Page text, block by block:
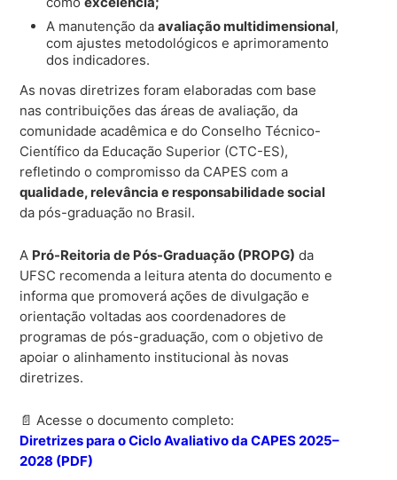
A manutenção daavaliação multidimensional,
com ajustes metodológicos e aprimoramento
dos indicadores.
As novas diretrizes foram elaboradas com base
nas contribuições das áreas de avaliação, da
comunidade acadêmica e do Conselho Técnico-
Científico da Educação Superior (CTC-ES),
refletindo o compromisso da CAPES com a
qualidade, relevância e responsabilidade social
da pós-graduação no Brasil.
A Pró-Reitoria de Pós-Graduação (PROPG) da
UFSC recomenda a leitura atenta do documento e
informa que promoverá ações de divulgação e
orientação voltadas aos coordenadores de
programas de pós-graduação, com o objetivo de
apoiar o alinhamento institucional às novas
diretrizes.
📄 Acesse o documento completo:
Diretrizes para o Ciclo Avaliativo da CAPES 2025–
2028 (PDF)